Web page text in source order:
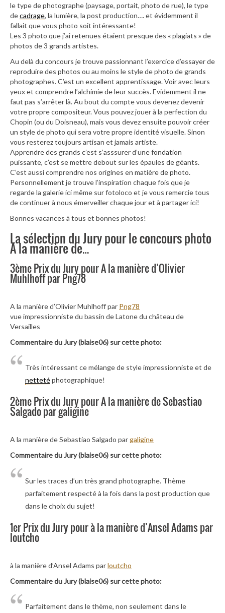
le type de photographe (paysage, portait, photo de rue), le type
decadrage, la lumière, la post production…. et évidemment il
fallait que vous photo soit intéressante!
Les 3 photo que j’ai retenues étaient presque des « plagiats » de
photos de 3 grands artistes.
Au delà du concours je trouve passionnant l’exercice d’essayer de
reproduire des photos ou au moins le style de photo de grands
photographes. C’est un excellent apprentissage. Voir avec leurs
yeux et comprendre l’alchimie de leur succès. Evidemment il ne
faut pas s’arrêter là. Au bout du compte vous devenez devenir
votre propre compositeur. Vous pouvez jouer à la perfection du
Chopin (ou du Doisneau), mais vous devez ensuite pouvoir créer
un style de photo qui sera votre propre identité visuelle. Sinon
vous resterez toujours artisan et jamais artiste.
Apprendre des grands c’est s’asssurer d’une fondation
puissante, c’est se mettre debout sur les épaules de géants.
C’est aussi comprendre nos origines en matière de photo.
Personnellement je trouve l’inspiration chaque fois que je
regarde la galerie ici même sur fotoloco et je vous remercie tous
de continuer à nous émerveiller chaque jour et à partager ici!
Bonnes vacances à tous et bonnes photos!
La sélection du Jury pour le concours photo
A la manière de…
3ème Prix du Jury pour A la manière d’Olivier
Muhlhoff par Png78
A la manière d’Olivier Muhlhoff par Png78
vue impressionniste du bassin de Latone du château de
Versailles
Commentaire du Jury (blaise06) sur cette photo:
Très intéressant ce mélange de style impressionniste et de
nettetéphotographique!
2ème Prix du Jury pour A la manière de Sebastiao
Salgado par galigine
A la manière de Sebastiao Salgado pargaligine
Commentaire du Jury (blaise06) sur cette photo:
Sur les traces d’un très grand photographe. Thème
parfaitement respecté à la fois dans la post production que
dans le choix du sujet!
1er Prix du Jury pour à la manière d’Ansel Adams par
loutcho
à la manière d’Ansel Adams parloutcho
Commentaire du Jury (blaise06) sur cette photo:
Parfaitement dans le thème, non seulement dans le